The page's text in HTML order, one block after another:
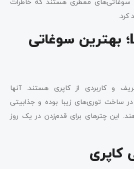
کرد.
Lace Parasol؛ بهترین سوغاتی
و کاربردی از کاپری هستند. آنها
ساخت توری‌های زیبا بوده و جذابیتی
این چترهای برای قدم‌زدن در یک روز
کاپری